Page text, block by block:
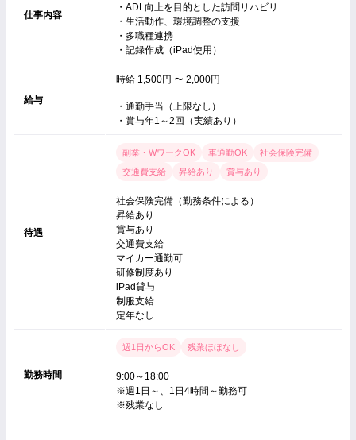
仕事内容
・ADL向上を目的とした訪問リハビリ
・生活動作、環境調整の支援
・多職種連携
・記録作成（iPad使用）
給与
時給 1,500円 〜 2,000円
・通勤手当（上限なし）
・賞与年1～2回（実績あり）
待遇
副業・WワークOK 車通勤OK
社会保険完備
交通費支給
昇給あり 賞与あり
社会保険完備（勤務条件による）
昇給あり
賞与あり
交通費支給
マイカー通勤可
研修制度あり
iPad貸与
制服支給
定年なし
勤務時間
週1日からOK 残業ほぼなし
9:00～18:00
※週1日～、1日4時間～勤務可
※残業なし